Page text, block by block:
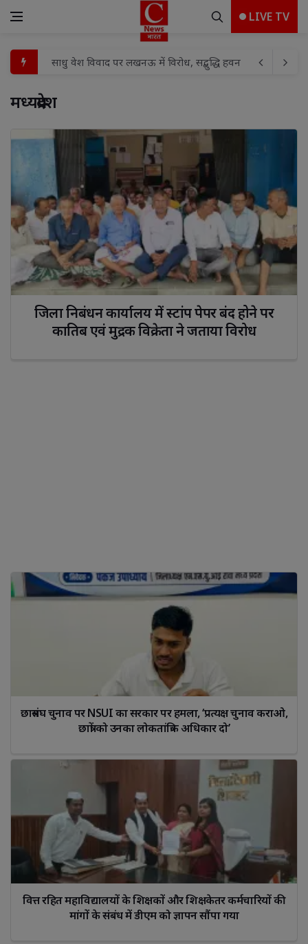
LIVE TV
साधु वेश विवाद पर लखनऊ में विरोध, सद्बुद्धि हवन के बाद पुतला
नगर आयुक्त ने वार्ड 59 का किया औचक निरीक्षण, सफाई-
संत व भगवंत के दर्शनों से जीवन में प्रेम दया व करुणा का भाव जागृत
बलौदाबाजार छत्तीसगढ़ में नई तकनीक व कौशल विकास का नया
सामुदायिक स्वास्थ्य केन्द्र को मिला एक चिकित्सक, स्थानीय
रांची जिला के नगड़ी प्रखंड कार्यालय के सभागार भवन मे आने वाले
उपायुक्त मो० जावेद हुसैन ने आमजनों से निर्धारित तिथि एवं स्थल
भाजपा के निवर्तमान प्रदेश महामंत्री/एमएलसी अनूप गुप्ता का
दुष्कर्म के बाद किशोरी की हत्या कर शव कुएं में फेंकने के मामले में
मध्यप्रदेश
जिला निबंधन कार्यालय में स्टांप पेपर बंद होने पर
कातिब एवं मुद्रक विक्रेता ने जताया विरोध
छात्रसंघ चुनाव पर NSUI का सरकार पर हमला, ‘प्रत्यक्ष चुनाव कराओ,
छात्रों को उनका लोकतांत्रिक अधिकार दो’
वित्त रहित महाविद्यालयों के शिक्षकों और शिक्षकेतर कर्मचारियों की
मांगों के संबंध में डीएम को ज्ञापन सौंपा गया